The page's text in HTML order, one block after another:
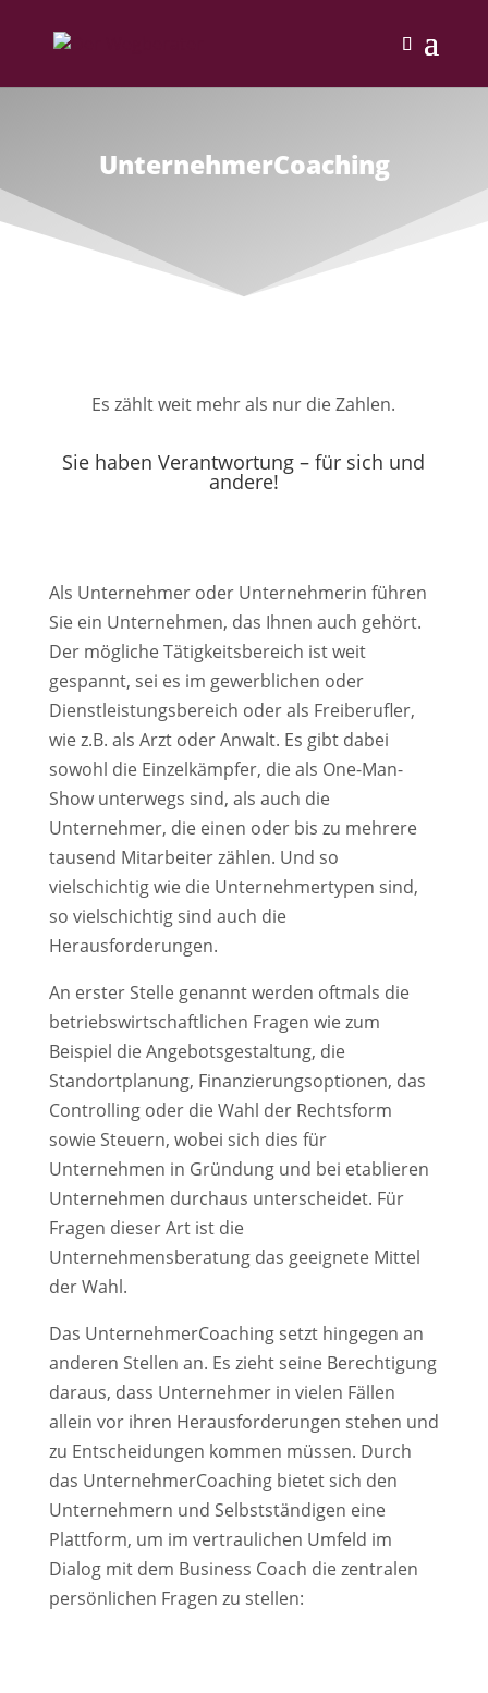
UnternehmerCoaching
Es zählt weit mehr als nur die Zahlen.
Sie haben Verantwortung – für sich und
andere!
Als Unternehmer oder Unternehmerin führen
Sie ein Unternehmen, das Ihnen auch gehört.
Der mögliche Tätigkeitsbereich ist weit
gespannt, sei es im gewerblichen oder
Dienstleistungsbereich oder als Freiberufler,
wie z.B. als Arzt oder Anwalt. Es gibt dabei
sowohl die Einzelkämpfer, die als One-Man-
Show unterwegs sind, als auch die
Unternehmer, die einen oder bis zu mehrere
tausend Mitarbeiter zählen. Und so
vielschichtig wie die Unternehmertypen sind,
so vielschichtig sind auch die
Herausforderungen.
An erster Stelle genannt werden oftmals die
betriebswirtschaftlichen Fragen wie zum
Beispiel die Angebotsgestaltung, die
Standortplanung, Finanzierungsoptionen, das
Controlling oder die Wahl der Rechtsform
sowie Steuern, wobei sich dies für
Unternehmen in Gründung und bei etablieren
Unternehmen durchaus unterscheidet. Für
Fragen dieser Art ist die
Unternehmensberatung das geeignete Mittel
der Wahl.
Das UnternehmerCoaching setzt hingegen an
anderen Stellen an. Es zieht seine Berechtigung
daraus, dass Unternehmer in vielen Fällen
allein vor ihren Herausforderungen stehen und
zu Entscheidungen kommen müssen. Durch
das UnternehmerCoaching bietet sich den
Unternehmern und Selbstständigen eine
Plattform, um im vertraulichen Umfeld im
Dialog mit dem Business Coach die zentralen
persönlichen Fragen zu stellen: